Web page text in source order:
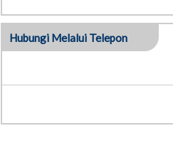
Hubungi Melalui Telepon